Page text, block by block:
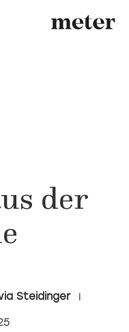
der
Steidinger